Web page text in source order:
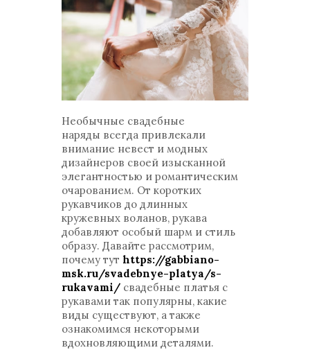
Необычные свадебные
наряды всегда привлекали
внимание невест и модных
дизайнеров своей изысканной
элегантностью и романтическим
очарованием. От коротких
рукавчиков до длинных
кружевных воланов, рукава
добавляют особый шарм и стиль
образу. Давайте рассмотрим,
почему тут https://gabbiano-
msk.ru/svadebnye-platya/s-
rukavami/ свадебные платья с
рукавами так популярны, какие
виды существуют, а также
ознакомимся некоторыми
вдохновляющими деталями.